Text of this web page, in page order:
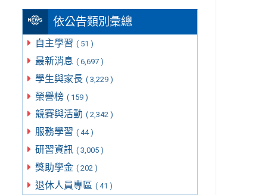
依公告類別彙總
自主學習 ( 51 )
最新消息 ( 6,697 )
學生與家長 ( 3,229 )
榮譽榜 ( 159 )
競賽與活動 ( 2,342 )
服務學習 ( 44 )
研習資訊 ( 3,005 )
獎助學金 ( 202 )
退休人員專區 ( 41 )